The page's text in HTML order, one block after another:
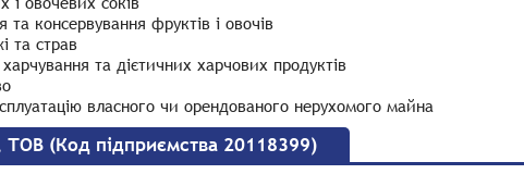
консервування фруктів і овочів
та страв
та дієтичних харчових продуктів
власного чи орендованого нерухомого майна
ТОВ (Код підприємства 20118399)